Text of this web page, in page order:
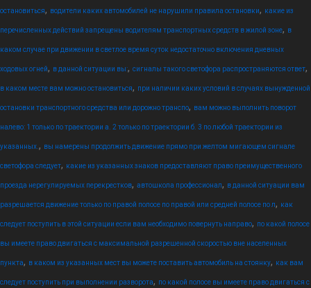
остановиться, водители каких автомобилей не нарушили правила остановки, какие из
перечисленных действий запрещены водителям транспортных средств в жилой зоне, в
каком случае при движении в светлое время суток недостаточно включения дневных
ходовых огней, в данной ситуации вы:, сигналы такого светофора распространяются ответ,
в каком месте вам можно остановиться, при наличии каких условий в случаях вынужденной
остановки транспортного средства или дорожно транспо, вам можно выполнить поворот
налево: 1 только по траектории а. 2 только по траектории б. 3 по любой траектории из
указанных. , вы намерены продолжить движение прямо при желтом мигающем сигнале
светофора следует, какие из указанных знаков предоставляют право преимущественного
проезда нерегулируемых перекрестков, автошкола профессионал, в данной ситуации вам
разрешается движение только по правой полосе по правой или средней полосе по л, как
следует поступить в этой ситуации если вам необходимо повернуть направо, по какой полосе
вы имеете право двигаться с максимальной разрешенной скоростью вне населенных
пункта, в каком из указанных мест вы можете поставить автомобиль на стоянку, как вам
следует поступить при выполнении разворота, по какой полосе вы имеете право двигаться с